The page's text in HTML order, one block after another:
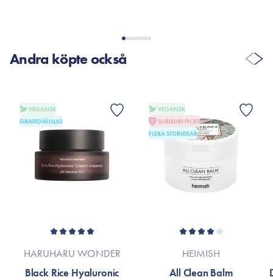
Andra köpte också
VEGANSK
GRAVIDVÄNLIG
HARUHARU WONDER
Black Rice Hyaluronic
VEGANSK
SURISURI PICKS
FLERA STORLEKAR
HEIMISH
All Clean Balm